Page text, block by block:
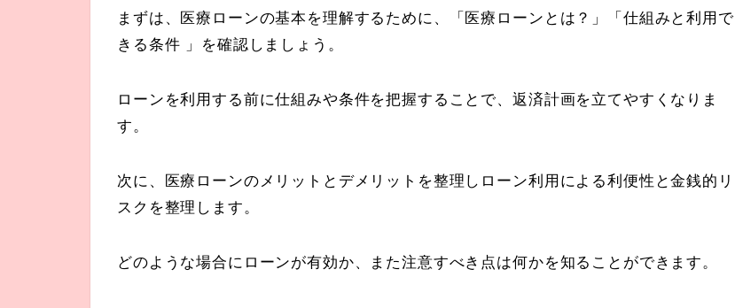
まずは、医療ローンの基本を理解するために、「医療ローンとは？」「仕組みと利用で
きる条件 」を確認しましょう。
ローンを利用する前に仕組みや条件を把握することで、返済計画を立てやすくなりま
す。
次に、医療ローンのメリットとデメリットを整理しローン利用による利便性と金銭的リ
スクを整理します。
どのような場合にローンが有効か、また注意すべき点は何かを知ることができます。